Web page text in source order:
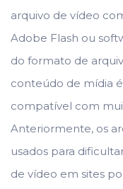
arquivo de vídeo
Adobe Flash ou
do formato de
conteúdo de mídia
compatível com
Anteriormente, os
usados para
de vídeo em sites